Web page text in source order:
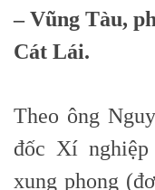
– Vũng Tàu,
Cát Lái.
Theo ông
đốc Xí
xung phong